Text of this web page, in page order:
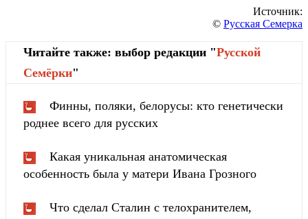
Источник:
© Русская Семерка
Читайте также: выбор редакции "Русской
Cемёрки"
Финны, поляки, белорусы: кто генетически
роднее всего для русских
Какая уникальная анатомическая
особенность была у матери Ивана Грозного
Что сделал Сталин с телохранителем,